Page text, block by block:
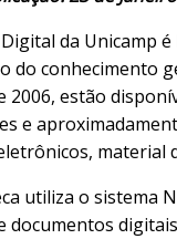
da Unicamp
do conhecimento
2006, estão
e
material
utiliza o sistema
documentos